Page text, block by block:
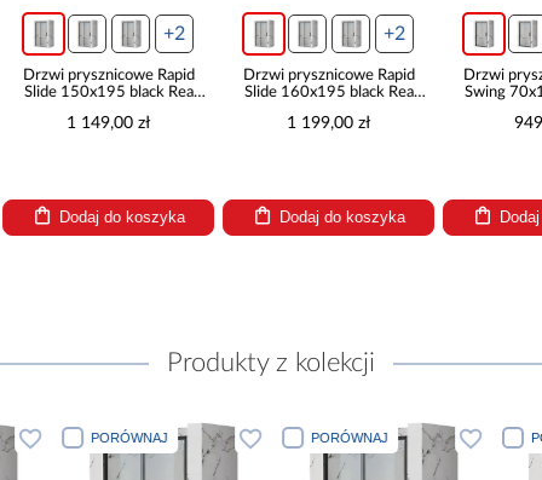
+2
Drzwi prysznicowe Rapid
Slide 150x195 black Rea
1 149,00 zł
Dodaj do koszyka
+2
Drzwi prysznicowe Rapid
Slide 160x195 black Rea
1 199,00 zł
Dodaj do koszyka
Drzwi
Swing
Produkty z kolekcji
PORÓWNAJ PORÓWNAJ